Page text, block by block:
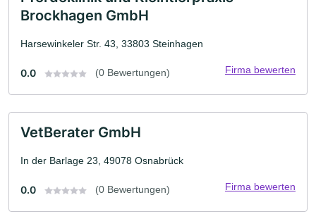
Brockhagen GmbH
Harsewinkeler Str. 43, 33803 Steinhagen
0.0 (0 Bewertungen) Firma bewerten
VetBerater GmbH
In der Barlage 23, 49078 Osnabrück
0.0 (0 Bewertungen) Firma bewerten